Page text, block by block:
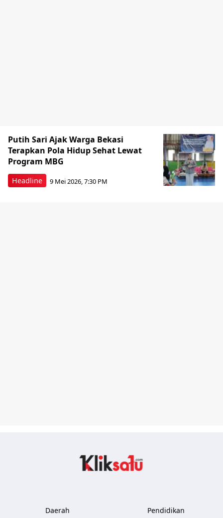
Headline
Putih Sari Ajak Warga Bekasi
Terapkan Pola Hidup Sehat Lewat
Program MBG
9 Mei 2026, 7:30 PM
Daerah Pendidikan